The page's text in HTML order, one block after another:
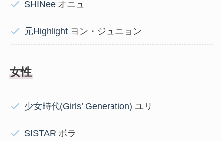
SHINee オニュ
元Highlight ヨン・ジュニョン
女性
少女時代(Girls’ Generation) ユリ
SISTAR ボラ